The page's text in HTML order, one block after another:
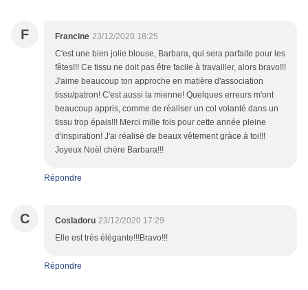
F Francine 23/12/2020 18:25
C'est une bien jolie blouse, Barbara, qui sera parfaite pour les
fêtes!!! Ce tissu ne doit pas être facile à travailler, alors bravo!!!
J'aime beaucoup ton approche en matière d'association
tissu/patron! C'est aussi la mienne! Quelques erreurs m'ont
beaucoup appris, comme de réaliser un col volanté dans un
tissu trop épais!!! Merci mille fois pour cette année pleine
d'inspiration! J'ai réalisé de beaux vêtement gràce à toi!!!
Joyeux Noël chère Barbara!!!
Répondre
C CosIadoru 23/12/2020 17:29
Elle est très élégante!!!Bravo!!!
Répondre